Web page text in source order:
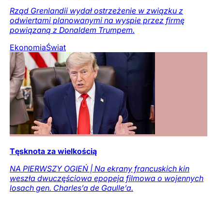
Rząd Grenlandii wydał ostrzeżenie w związku z
odwiertami planowanymi na wyspie przez firmę
powiązaną z Donaldem Trumpem.
EkonomiaŚwiat
Tęsknota za wielkością
NA PIERWSZY OGIEŃ | Na ekrany francuskich kin
weszła dwuczęściowa epopeja filmowa o wojennych
losach gen. Charles’a de Gaulle’a.